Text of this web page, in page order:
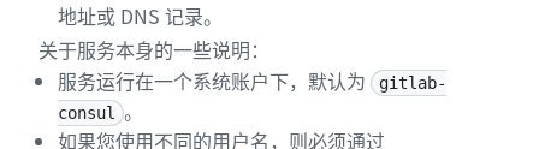
地址或 DNS 记录。
关于服务本身的一些说明：
服务运行在一个系统账户下，默认为
gitlab-
consul
。
如果您使用不同的用户名，则必须通过